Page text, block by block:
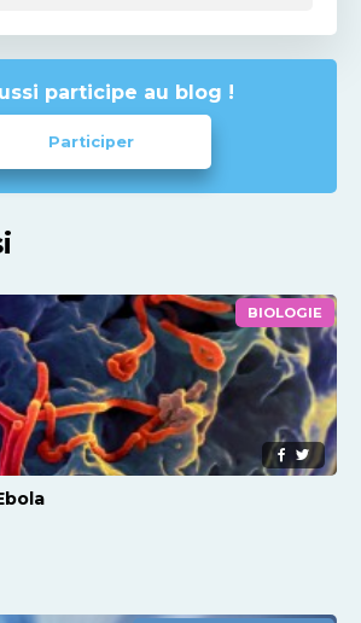
participe au blog !
Participer
BIOLOGIE